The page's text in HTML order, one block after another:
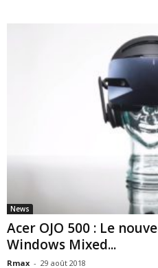
News
Acer OJO 500 : Le
Windows Mixed...
Rmax - 29 août 2018